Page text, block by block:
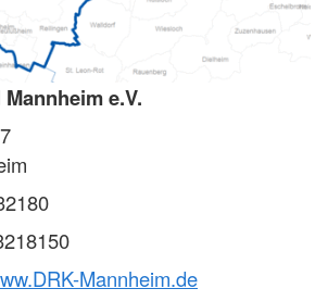
e.V.
Mannheim.de